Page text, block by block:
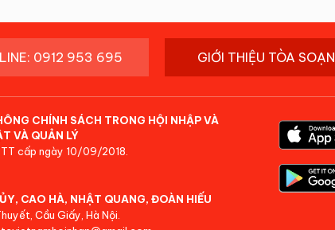
0912 953 695 GIỚI THIỆU TÒA SOẠN
CHÍNH SÁCH TRONG HỘI NHẬP VÀ
VÀ QUẢN LÝ
cấp ngày 10/09/2018.
CAO HÀ, NHẬT QUANG, ĐOÀN HIẾU
Cầu Giấy, Hà Nội.